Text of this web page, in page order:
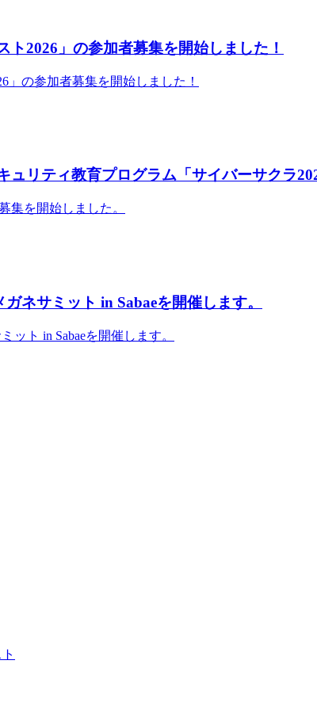
ト2026」の参加者募集を開始しました！
」の参加者募集を開始しました！
ュリティ教育プログラム「サイバーサクラ
集を開始しました。
ネサミット in Sabaeを開催します。
ット in Sabaeを開催します。